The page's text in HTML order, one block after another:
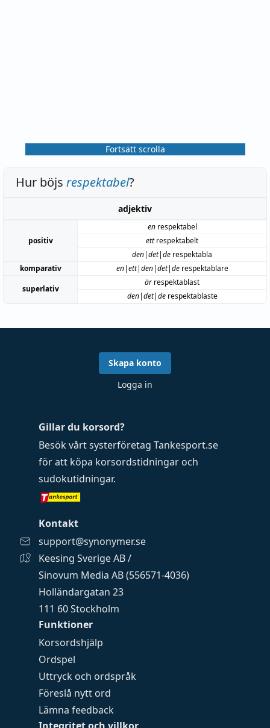
Fortsätt scrolla
Hur böjs respektabel?
adjektiv
positiv
enrespektabel
ettrespektabelt
den|det|de respektabla
komparativ
en|ett|den|det|derespektablare
superlativ
är respektablast
den|det|derespektablaste
Funktioner
Korsordshjälp
Ordspel
Uttryck och ordspråk
Föreslå nytt ord
Lämna feedback
Gillar du korsord?
Besök vårt systerföretag Tankesport.se
för att köpa korsordstidningar och
sudokutidningar.
Kontakt
support@synonymer.se
Keesing Sverige AB /
Sinovum Media AB (556571-4036)
Holländargatan 23
111 60 Stockholm
Skapa konto
Logga in